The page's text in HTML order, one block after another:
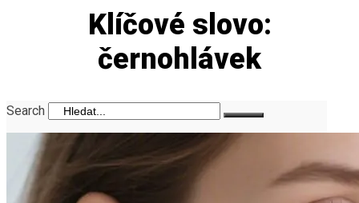
Klíčové slovo:
černohlávek
Search